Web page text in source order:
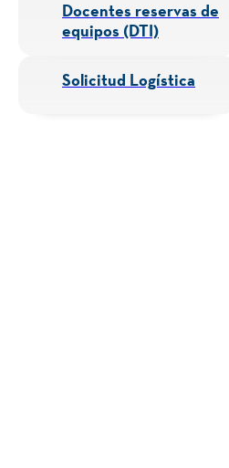
Docentes reservas de
equipos (DTI)
Solicitud Logística